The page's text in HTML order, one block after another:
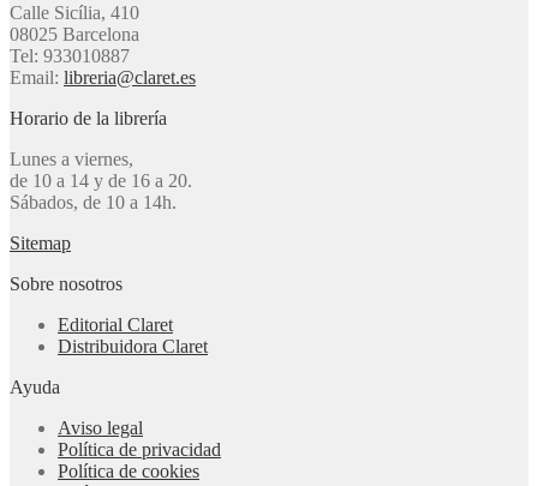
Calle Sicília, 410
08025 Barcelona
Tel: 933010887
Email: libreria@claret.es
Horario de la librería
Lunes a viernes,
de 10 a 14 y de 16 a 20.
Sábados, de 10 a 14h.
Sitemap
Sobre nosotros
Editorial Claret
Distribuidora Claret
Ayuda
Aviso legal
Política de privacidad
Política de cookies